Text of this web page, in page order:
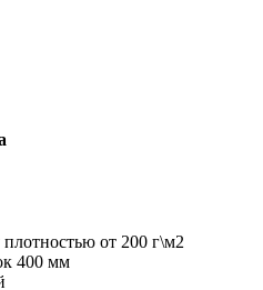
плотностью от 200 г\м2
400 мм